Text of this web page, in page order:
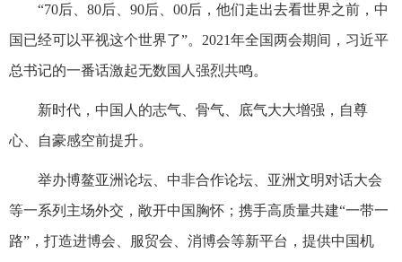
“70后、80后、90后、00后，他们走出去看世界之前，中
国已经可以平视这个世界了”。2021年全国两会期间，习近平
总书记的一番话激起无数国人强烈共鸣。
新时代，中国人的志气、骨气、底气大大增强，自尊
心、自豪感空前提升。
举办博鳌亚洲论坛、中非合作论坛、亚洲文明对话大会
等一系列主场外交，敞开中国胸怀；携手高质量共建“一带一
路”，打造进博会、服贸会、消博会等新平台，提供中国机